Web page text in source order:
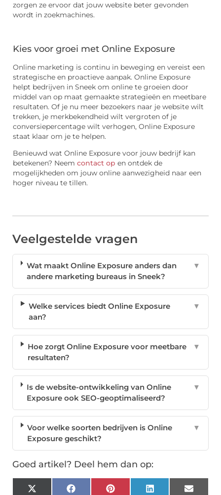
zorgen ze ervoor dat jouw website beter gevonden
wordt in zoekmachines.
Kies voor groei met Online Exposure
Online marketing is continu in beweging en vereist een
strategische en proactieve aanpak. Online Exposure
helpt bedrijven in Sneek om online te groeien door
middel van op maat gemaakte strategieën en meetbare
resultaten. Of je nu meer bezoekers naar je website wilt
trekken, je merkbekendheid wilt vergroten of je
conversiepercentage wilt verhogen, Online Exposure
staat klaar om je te helpen.
Benieuwd wat Online Exposure voor jouw bedrijf kan
betekenen? Neem contact op en ontdek de
mogelijkheden om jouw online aanwezigheid naar een
hoger niveau te tillen.
Veelgestelde vragen
Wat maakt Online Exposure anders dan
andere marketing bureaus in Sneek?
▼
Welke services biedt Online Exposure
aan?
▼
Hoe zorgt Online Exposure voor meetbare
resultaten?
▼
Is de website-ontwikkeling van Online
Exposure ook SEO-geoptimaliseerd?
▼
Voor welke soorten bedrijven is Online
Exposure geschikt?
▼
Goed artikel? Deel hem dan op:
X FacebookPinterest LinkedIn Email